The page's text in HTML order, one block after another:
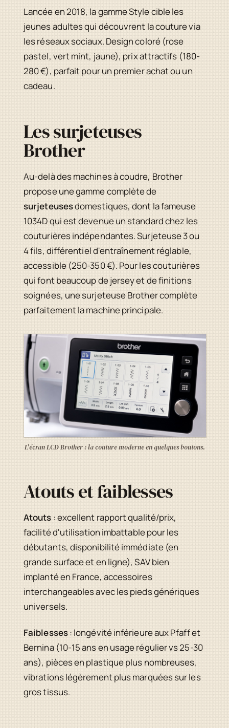
Lancée en 2018, la gamme Style cible les
jeunes adultes qui découvrent la couture via
les réseaux sociaux. Design coloré (rose
pastel, vert mint, jaune), prix attractifs (180-
280 €), parfait pour un premier achat ou un
cadeau.
Les surjeteuses
Brother
Au-delà des machines à coudre, Brother
propose une gamme complète de
surjeteusesdomestiques, dont la fameuse
1034D qui est devenue un standard chez les
couturières indépendantes. Surjeteuse 3 ou
4 fils, différentiel d'entraînement réglable,
accessible (250-350 €). Pour les couturières
qui font beaucoup de jersey et de finitions
soignées, une surjeteuse Brother complète
parfaitement la machine principale.
L'écran LCD Brother : la couture moderne en quelques boutons.
Atouts et faiblesses
Atouts : excellent rapport qualité/prix,
facilité d'utilisation imbattable pour les
débutants, disponibilité immédiate (en
grande surface et en ligne), SAV bien
implanté en France, accessoires
interchangeables avec les pieds génériques
universels.
Faiblesses: longévité inférieure aux Pfaff et
Bernina (10-15 ans en usage régulier vs 25-30
ans), pièces en plastique plus nombreuses,
vibrations légèrement plus marquées sur les
gros tissus.